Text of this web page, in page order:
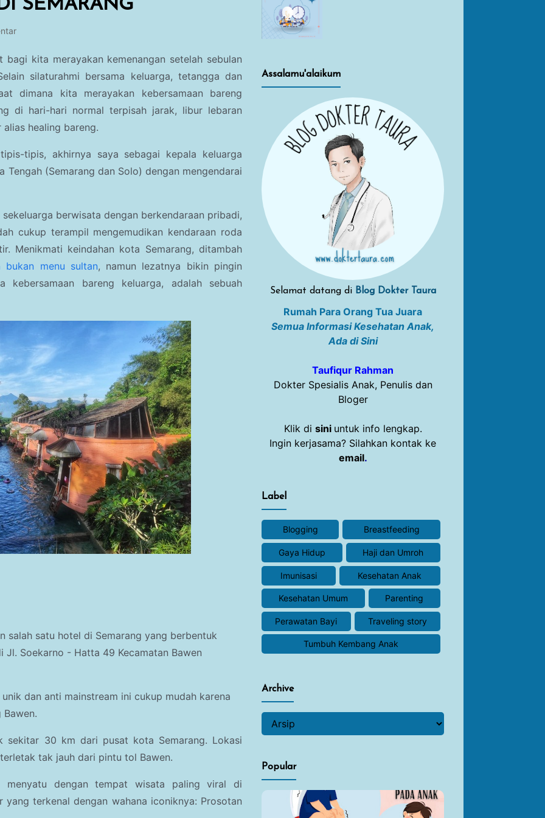
SEMARANG
kita merayakan kemenangan setelah sebulan
silaturahmi bersama keluarga, tetangga dan
dimana kita merayakan kebersamaan bareng
di hari-hari normal terpisah jarak, libur lebaran
healing bareng.
tipis, akhirnya saya sebagai kepala keluarga
(Semarang dan Solo) dengan mengendarai
berwisata dengan berkendaraan pribadi,
cukup terampil mengemudikan kendaraan roda
Menikmati keindahan kota Semarang, ditambah
bukan menu sultan, namun lezatnya bikin pingin
kebersamaan bareng keluarga, adalah sebuah
salah satu hotel di Semarang yang berbentuk
Soekarno - Hatta 49 Kecamatan Bawen
dan anti mainstream ini cukup mudah karena
sekitar 30 km dari pusat kota Semarang. Lokasi
tak jauh dari pintu tol Bawen.
menyatu dengan tempat wisata paling viral di
yang terkenal dengan wahana iconiknya: Prosotan
Assalamu'alaikum
Selamat datang di Blog Dokter Taura
Rumah Para Orang Tua Juara
Semua Informasi Kesehatan Anak,
Ada di Sini
Taufiqur Rahman
Dokter Spesialis Anak, Penulis dan
Bloger
Klik di sini untuk info lengkap.
Ingin kerjasama? Silahkan kontak ke
email.
Label
Blogging Breastfeeding
Gaya Hidup Haji dan Umroh
Imunisasi Kesehatan Anak
Kesehatan Umum Parenting
Perawatan Bayi Traveling story
Tumbuh Kembang Anak
Archive
Popular